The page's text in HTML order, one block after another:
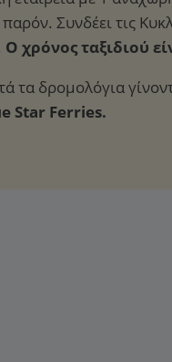
Ο χρόνος ταξιδιού
τα δρομολόγια
Star Ferries.